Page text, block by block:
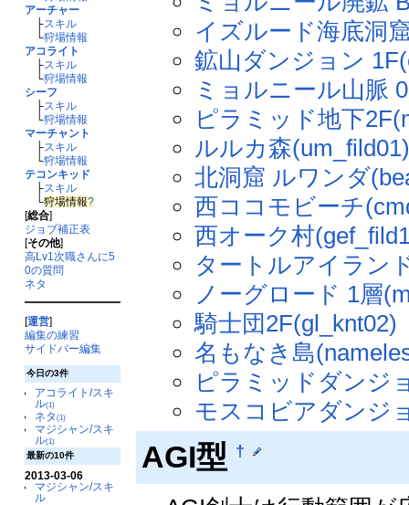
アーチャー
├スキル
└狩場情報
アコライト
├スキル
└狩場情報
シーフ
├スキル
└狩場情報
マーチャント
├スキル
└狩場情報
テコンキッド
├スキル
└狩場情報?
[総合]
ジョブ補正表
[その他]
高Lv1次職さんに5
0の質問
ネタ
[運営]
編集の練習
サイドバー編集
今日の3件
アコライト/スキ
ル(1)
ネタ(1)
マジシャン/スキ
ル(1)
最新の10件
2013-03-06
マジシャン/スキ
ル
イズルード海底洞
鉱山ダンジョン
ミョルニール山脈
ピラミッド地下
ルルカ森
北洞窟 ルワンダ
西ココモビーチ
西オーク村
タートルアイラン
ノーグロード 1層
騎士団2F(gl_knt02)
名もなき島
ピラミッドダンジ
モスコビアダンジ
AGI型 †